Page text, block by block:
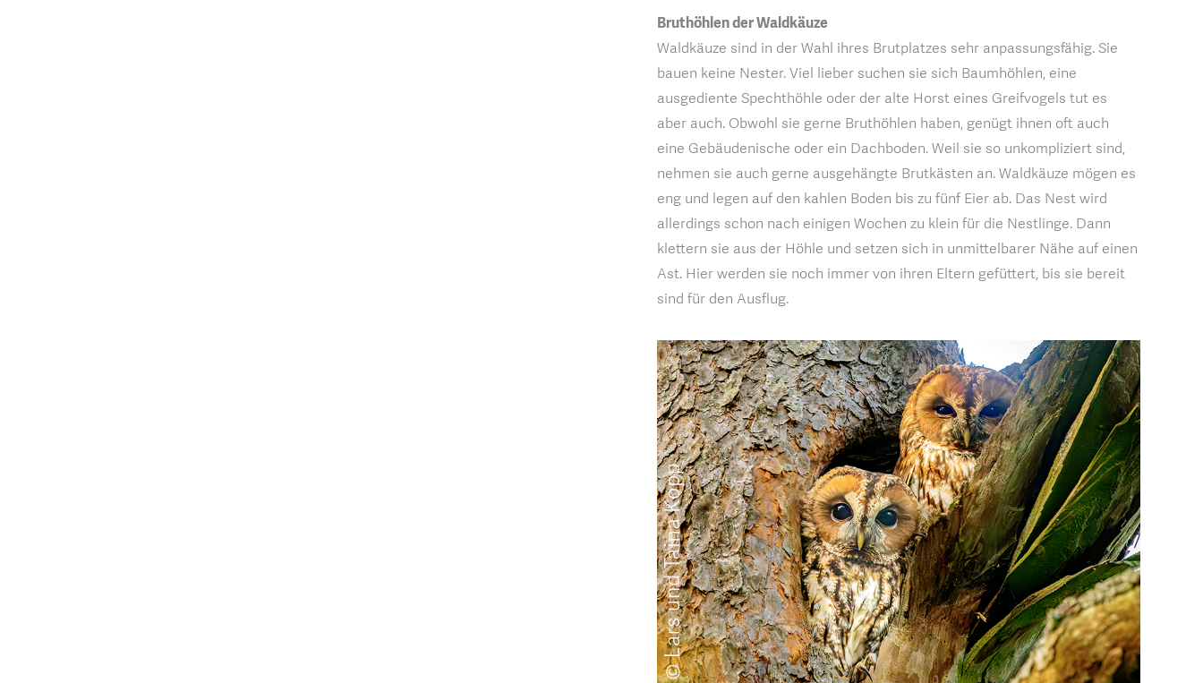
Bruthöhlen der Waldkäuze
Waldkäuze sind in der Wahl ihres Brutplatzes sehr anpassungsfähig. Sie
bauen keine Nester. Viel lieber suchen sie sich Baumhöhlen, eine
ausgediente Spechthöhle oder der alte Horst eines Greifvogels tut es
aber auch. Obwohl sie gerne Bruthöhlen haben, genügt ihnen oft auch
eine Gebäudenische oder ein Dachboden. Weil sie so unkompliziert sind,
nehmen sie auch gerne ausgehängte Brutkästen an. Waldkäuze mögen es
eng und legen auf den kahlen Boden bis zu fünf Eier ab. Das Nest wird
allerdings schon nach einigen Wochen zu klein für die Nestlinge. Dann
klettern sie aus der Höhle und setzen sich in unmittelbarer Nähe auf einen
Ast. Hier werden sie noch immer von ihren Eltern gefüttert, bis sie bereit
sind für den Ausflug.